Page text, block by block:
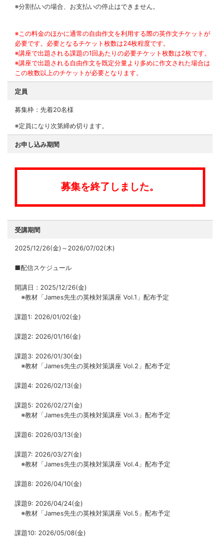
※分割払いの場合、お支払いの停止はできません。
※この料金のほかに通常の自由作文を利用する際の英作文チケットが
必要です。必要となるチケット枚数は24枚程度です。
※講座で出題される課題の1回あたりの必要チケット枚数は2枚です。
※講座で出題される自由作文を既定分量より多めに作文された場合は
この枚数以上のチケットが必要となります。
定員
募集枠：先着20名様
※定員になり次第締め切ります。
お申し込み期間
募集を終了しました。
受講期間
2025/12/26(金)～2026/07/02(木)
■配信スケジュール
開講日：2025/12/26(金)
※教材「James先生の英検対策講座 Vol.1」配布予定
課題1: 2026/01/02(金)
課題2: 2026/01/16(金)
課題3: 2026/01/30(金)
※教材「James先生の英検対策講座 Vol.2」配布予定
課題4: 2026/02/13(金)
課題5: 2026/02/27(金)
※教材「James先生の英検対策講座 Vol.3」配布予定
課題6: 2026/03/13(金)
課題7: 2026/03/27(金)
※教材「James先生の英検対策講座 Vol.4」配布予定
課題8: 2026/04/10(金)
課題9: 2026/04/24(金)
※教材「James先生の英検対策講座 Vol.5」配布予定
課題10: 2026/05/08(金)